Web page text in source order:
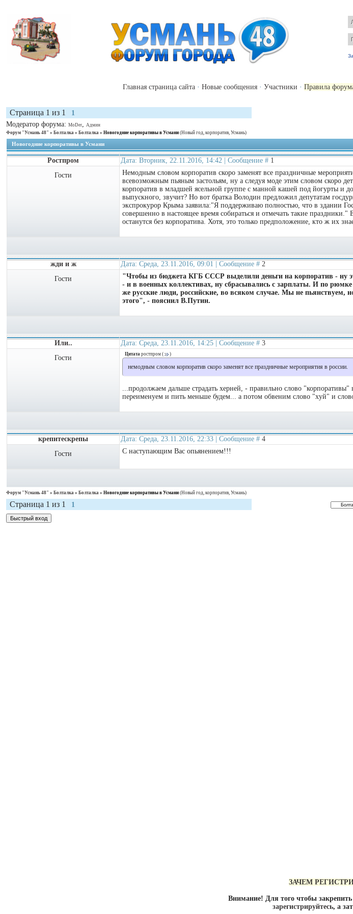
Главная страница сайта · Новые сообщения · Участники · Правила
Страница 1 из 1
1
Модератор форума: MoDer, Админ
Форум "Усмань 48" » Болталка » Болталка » Новогодние корпоративы в Усмани (Новый год, корпоратив, Усмань)
Новогодние корпоративы в Усмани
Ростпром Дата: Вторник, 22.11.2016, 14:42 | Сообщение # 1
Гости
Немодным словом корпоратив скоро заменят все праздничные
всевозможным пьяным застольям, ну а следуя моде этим словом скоро
корпоратив в младшей ясельной группе с манной кашей под йогурты и
выпускного, звучит? Но вот братка Володин предложил депутатам
экспрокурор Крыма заявила:"Я поддерживаю полностью, что в здании
совершенно в настоящее время собираться и отмечать такие
останутся без корпоратива. Хотя, это только предположение, кто ж их
жди и ж Дата: Среда, 23.11.2016, 09:01 | Сообщение # 2
Гости
"Чтобы из бюджета КГБ СССР выделили деньги на корпоратив - ну
- и в военных коллективах, ну сбрасывались с зарплаты. И по
же русские люди, российские, во всяком случае. Мы не пьянствуем,
этого", - пояснил В.Путин.
Или.. Дата: Среда, 23.11.2016, 14:25 | Сообщение # 3
Гости
Цитата ростпром ( )
немодным словом корпоратив скоро заменят все праздничные мероприятия в россии.
...продолжаем дальше страдать херней, - правильно слово
переименуем и пить меньше будем... а потом обвеним слово "xyй" и
крепитескрепы Дата: Среда, 23.11.2016, 22:33 | Сообщение # 4
Гости
С наступающим Вас опьянением!!!
Форум "Усмань 48" » Болталка » Болталка » Новогодние корпоративы в Усмани (Новый год, корпоратив, Усмань)
Страница 1 из 1
1
ЗАЧЕМ
Внимание! Для того чтобы
зарегистрируйтесь, а